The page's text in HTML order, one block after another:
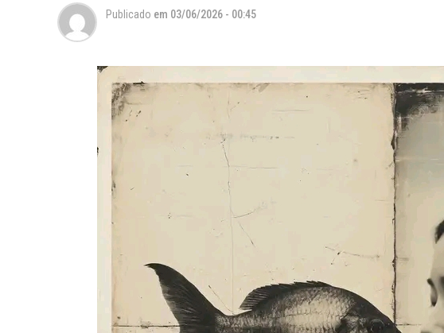
Publicado em 03/06/2026 - 00:45